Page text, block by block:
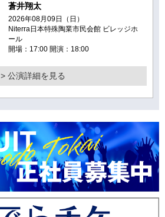
蒼井翔太
2026年08月09日（日）
Niterra日本特殊陶業市民会館 ビレッジホ
ール
開場：17:00 開演：18:00
> 公演詳細を見る